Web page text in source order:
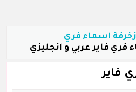
زخرفة اسماء فري
فري فاير عربي و انجليزي
فاير